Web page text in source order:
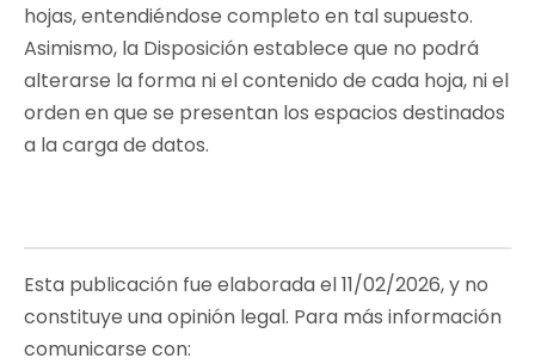
hojas, entendiéndose completo en tal supuesto.
Asimismo, la Disposición establece que no podrá
alterarse la forma ni el contenido de cada hoja, ni el
orden en que se presentan los espacios destinados
a la carga de datos.
Esta publicación fue elaborada el 11/02/2026, y no
constituye una opinión legal. Para más información
comunicarse con: